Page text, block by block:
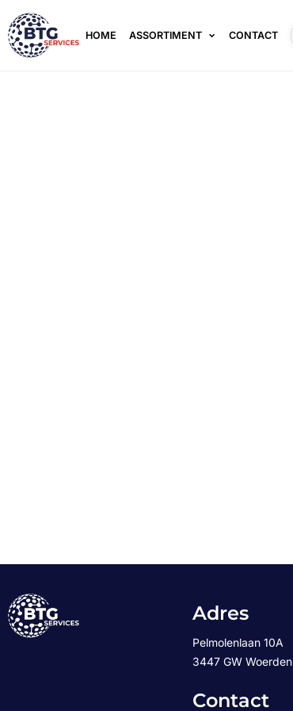
HOME ASSORTIMENT CONTACT
Adres
Pelmolenlaan 10A
3447 GW Woerden
Contact